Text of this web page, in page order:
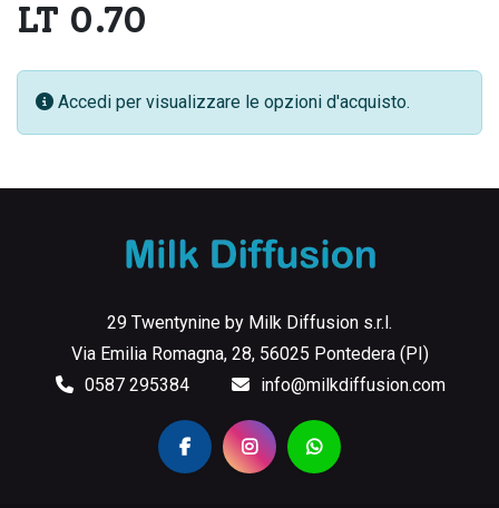
LT 0.70
Accedi per visualizzare le opzioni d'acquisto.
29 Twentynine by Milk Diffusion s.r.l.
Via Emilia Romagna, 28, 56025 Pontedera (PI)
0587 295384
info@milkdiffusion.com